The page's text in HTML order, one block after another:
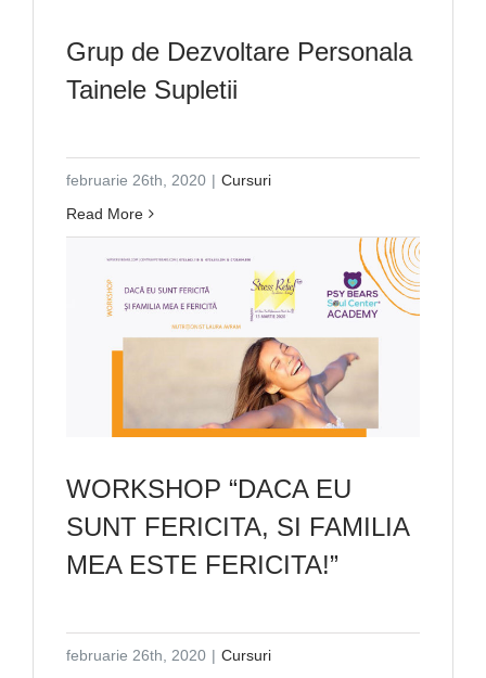
Grup de Dezvoltare Personala
Tainele Supletii
februarie 26th, 2020 | Cursuri
Read More
WORKSHOP “DACA EU
SUNT FERICITA, SI FAMILIA
MEA ESTE FERICITA!”
februarie 26th, 2020 | Cursuri